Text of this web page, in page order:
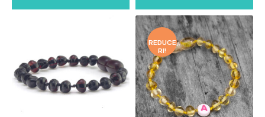
REDUCE
RI!